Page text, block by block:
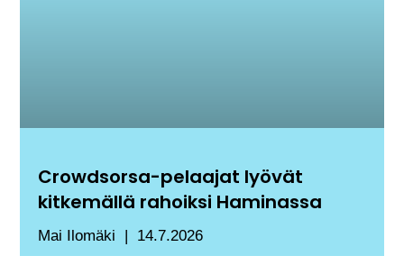
Crowdsorsa-pelaajat lyövät
kitkemällä rahoiksi Haminassa
Mai Ilomäki 14.7.2026